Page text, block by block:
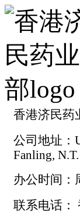
香港济民药
公司地址：
Fanling, N.T.
办公时间：
联系电话：